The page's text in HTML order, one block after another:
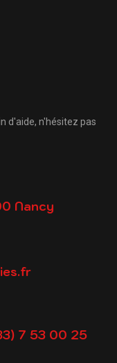
d'aide, n'hésitez pas
Nancy
7 53 00 25